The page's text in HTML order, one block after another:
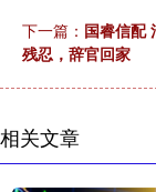
下一篇： 国睿信配
残忍，辞官回家
相关文章